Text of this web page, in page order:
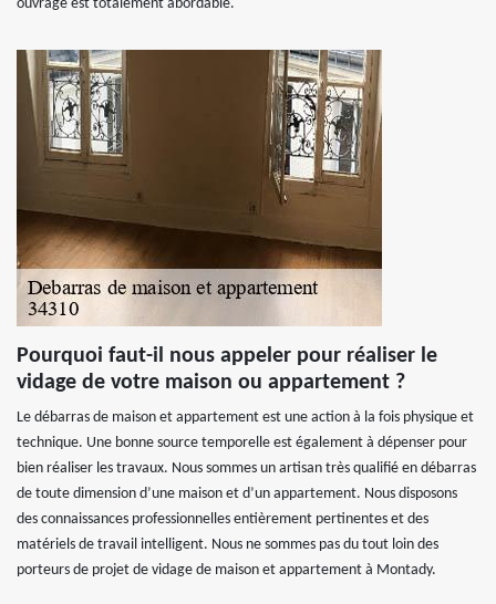
ouvrage est totalement abordable.
Pourquoi faut-il nous appeler pour réaliser le
vidage de votre maison ou appartement ?
Le débarras de maison et appartement est une action à la fois physique et
technique. Une bonne source temporelle est également à dépenser pour
bien réaliser les travaux. Nous sommes un artisan très qualifié en débarras
de toute dimension d’une maison et d’un appartement. Nous disposons
des connaissances professionnelles entièrement pertinentes et des
matériels de travail intelligent. Nous ne sommes pas du tout loin des
porteurs de projet de vidage de maison et appartement à Montady.